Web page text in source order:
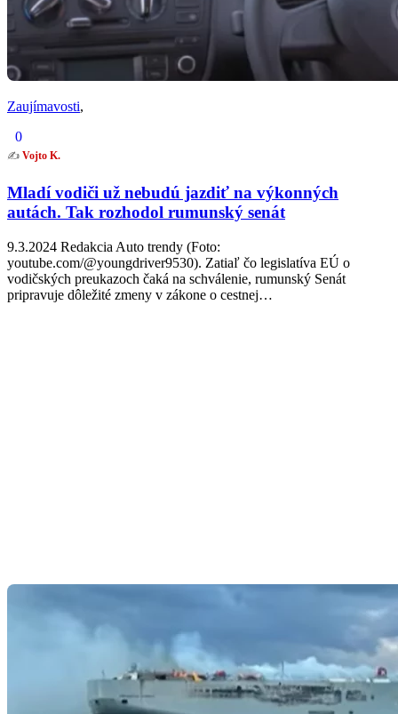
Zaujímavosti,
0
✍️ Vojto K.
Mladí vodiči už nebudú jazdiť na výkonných
autách. Tak rozhodol rumunský senát
9.3.2024 Redakcia Auto trendy (Foto:
youtube.com/@youngdriver9530). Zatiaľ čo legislatíva EÚ o
vodičských preukazoch čaká na schválenie, rumunský Senát
pripravuje dôležité zmeny v zákone o cestnej…